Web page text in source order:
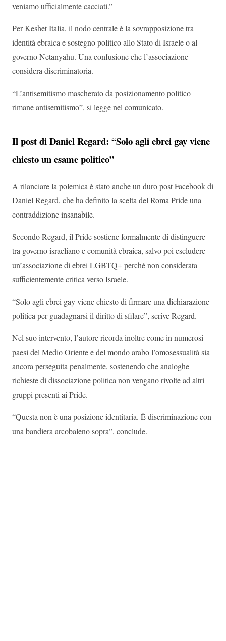
veniamo ufficialmente cacciati.”
Per Keshet Italia, il nodo centrale è la sovrapposizione tra
identità ebraica e sostegno politico allo Stato di Israele o al
governo Netanyahu. Una confusione che l’associazione
considera discriminatoria.
“L’antisemitismo mascherato da posizionamento politico
rimane antisemitismo”, si legge nel comunicato.
Il post di Daniel Regard: “Solo agli ebrei gay viene
chiesto un esame politico”
A rilanciare la polemica è stato anche un duro post Facebook di
Daniel Regard, che ha definito la scelta del Roma Pride una
contraddizione insanabile.
Secondo Regard, il Pride sostiene formalmente di distinguere
tra governo israeliano e comunità ebraica, salvo poi escludere
un’associazione di ebrei LGBTQ+ perché non considerata
sufficientemente critica verso Israele.
“Solo agli ebrei gay viene chiesto di firmare una dichiarazione
politica per guadagnarsi il diritto di sfilare”, scrive Regard.
Nel suo intervento, l’autore ricorda inoltre come in numerosi
paesi del Medio Oriente e del mondo arabo l’omosessualità sia
ancora perseguita penalmente, sostenendo che analoghe
richieste di dissociazione politica non vengano rivolte ad altri
gruppi presenti ai Pride.
“Questa non è una posizione identitaria. È discriminazione con
una bandiera arcobaleno sopra”, conclude.